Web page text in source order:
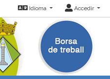
Idioma Accedir